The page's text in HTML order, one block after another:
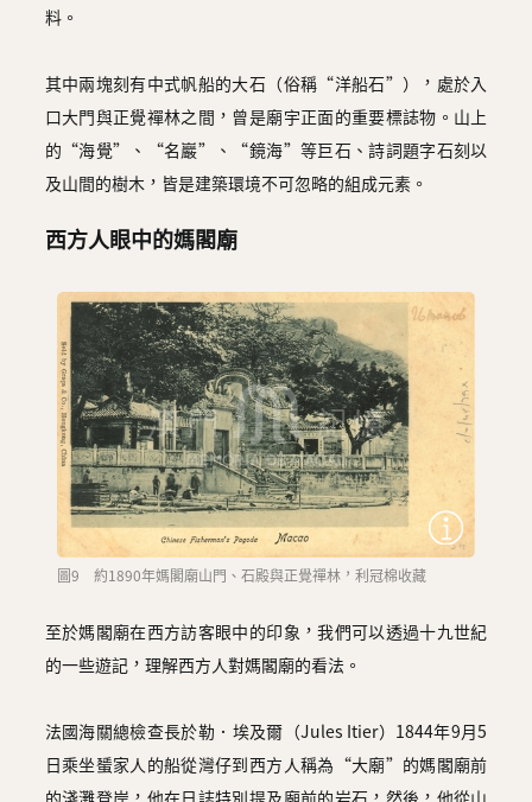
料。
其中兩塊刻有中式帆船的大石（俗稱“洋船石”），處於入
口大門與正覺禪林之間，曾是廟宇正面的重要標誌物。山上
的“海覺”、“名巖”、“鏡海”等巨石、詩詞題字石刻以
及山間的樹木，皆是建築環境不可忽略的組成元素。
西方人眼中的媽閣廟
圖9 約1890年媽閣廟山門、石殿與正覺禪林，利冠棉收藏
至於媽閣廟在西方訪客眼中的印象，我們可以透過十九世紀
的一些遊記，理解西方人對媽閣廟的看法。
法國海關總檢查長於勒．埃及爾（Jules Itier）1844年9月5
日乘坐蜑家人的船從灣仔到西方人稱為“大廟”的媽閣廟前
的淺灘登岸，他在日誌特別提及廟前的岩石，然後，他從山